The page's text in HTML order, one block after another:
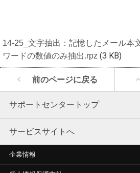
14-25_文字抽出：記憶したメール本
ワードの数値のみ抽出.rpz (3 KB)
前のページに戻る
サポートセンタートップ
サービスサイトへ
企業情報